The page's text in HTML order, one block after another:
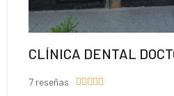
CLÍNICA DENTAL
7 reseñas 